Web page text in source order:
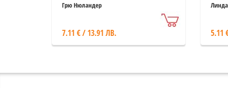
Грю Нюландер
7.11 € / 13.91 ЛВ. 5.11